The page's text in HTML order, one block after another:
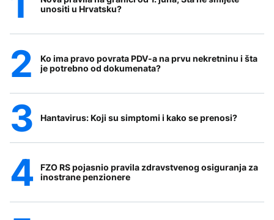
unositi u Hrvatsku?
Ko ima pravo povrata PDV-a na prvu nekretninu i šta
je potrebno od dokumenata?
Hantavirus: Koji su simptomi i kako se prenosi?
FZO RS pojasnio pravila zdravstvenog osiguranja za
inostrane penzionere